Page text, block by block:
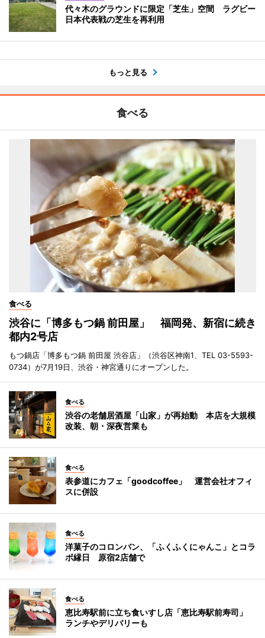
代々木のグラウンドに限定「芝生」空間 ラグビー
日本代表戦の芝生を再利用
もっと見る
食べる
食べる
渋谷に「博多もつ鍋 前田屋」 福岡発、新宿に続き
都内2号店
もつ鍋店「博多もつ鍋 前田屋 渋谷店」（渋谷区神南1、TEL 03-5593-
0734）が7月19日、渋谷・神宮通りにオープンした。
食べる
渋谷の老舗居酒屋「山家」が再始動 本店を大規模
改装、朝・深夜営業も
食べる
表参道にカフェ「goodcoffee」 運営会社オフィ
スに併設
食べる
洋菓子のコロンバン、「ふくふくにゃんこ」とコラ
ボ縁日 原宿2店舗で
食べる
恵比寿駅前に立ち食いすし店「恵比寿駅前寿司」
ランチやデリバリーも